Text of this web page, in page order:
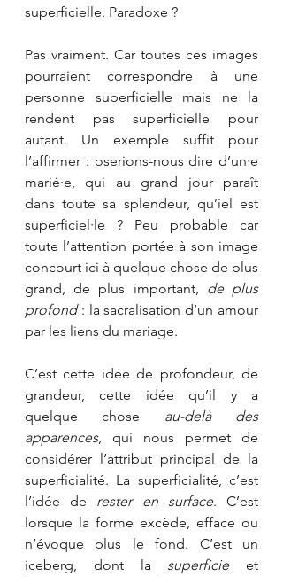
superficielle. Paradoxe ?
Pas vraiment. Car toutes ces images
pourraient correspondre à une
personne superficielle mais ne la
rendent pas superficielle pour
autant. Un exemple suffit pour
l’affirmer : oserions-nous dire d’un·e
marié·e, qui au grand jour paraît
dans toute sa splendeur, qu’iel est
superficiel·le ? Peu probable car
toute l’attention portée à son image
concourt ici à quelque chose de plus
grand, de plus important, de plus
profond : la sacralisation d’un amour
par les liens du mariage.
C’est cette idée de profondeur, de
grandeur, cette idée qu’il y a
quelque chose au-delà des
apparences, qui nous permet de
considérer l’attribut principal de la
superficialité. La superficialité, c’est
l’idée de rester en surface. C’est
lorsque la forme excède, efface ou
n’évoque plus le fond. C’est un
iceberg, dont la superficie et